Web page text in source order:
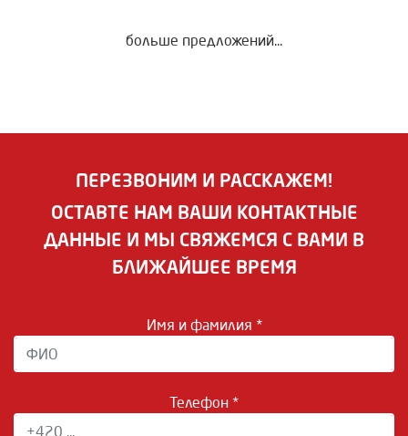
больше предложений...
ПЕРЕЗВОНИМ И РАССКАЖЕМ!
ОСТАВТЕ НАМ ВАШИ КОНТАКТНЫЕ
ДАННЫЕ И МЫ СВЯЖЕМСЯ С ВАМИ В
БЛИЖАЙШЕЕ ВРЕМЯ
Имя и фамилия *
Телефон *